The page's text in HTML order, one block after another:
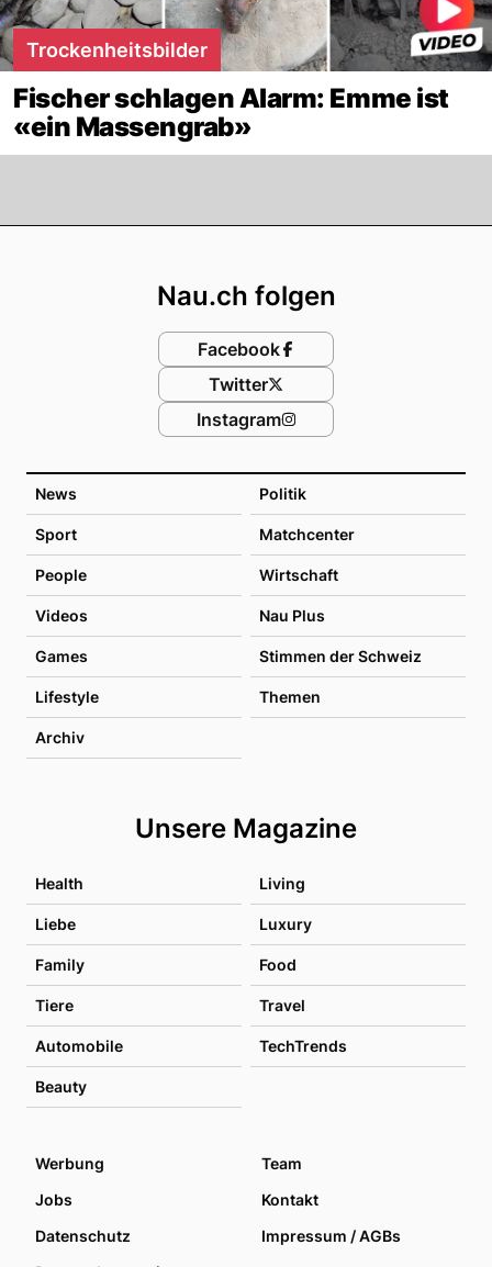
Trockenheitsbilder
Fischer schlagen Alarm: Emme ist
«ein Massengrab»
News Politik
Sport Matchcenter
People Wirtschaft
Videos Nau Plus
Games Stimmen der Schweiz
Lifestyle Themen
Archiv
Unsere Magazine
Health Living
Liebe Luxury
Family Food
Tiere Travel
Automobile TechTrends
Beauty
Nau.ch folgen
Facebook
Twitter
Instagram
Werbung
Team
Jobs
Kontakt
Datenschutz
Impressum / AGBs